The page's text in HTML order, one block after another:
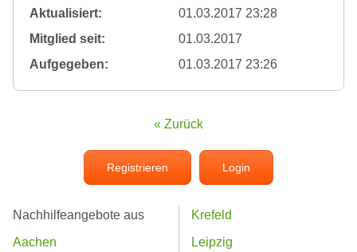
Aktualisiert:
01.03.2017 23:28
Mitglied seit:
01.03.2017
Aufgegeben:
01.03.2017 23:26
« Zurück
Registrieren Login
Nachhilfeangebote aus
Aachen
Krefeld
Leipzig